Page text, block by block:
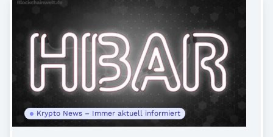
Krypto News – Immer aktuell informiert